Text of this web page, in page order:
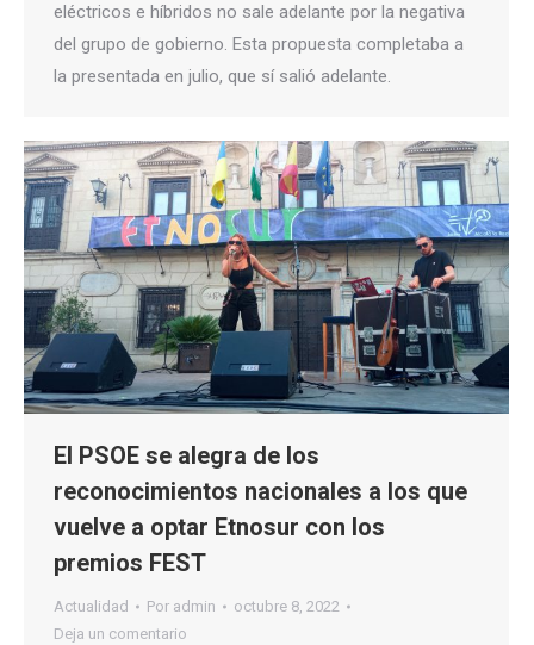
eléctricos e híbridos no sale adelante por la negativa
del grupo de gobierno. Esta propuesta completaba a
la presentada en julio, que sí salió adelante.
El PSOE se alegra de los
reconocimientos nacionales a los que
vuelve a optar Etnosur con los
premios FEST
Actualidad Por admin
octubre 8, 2022
Deja un comentario